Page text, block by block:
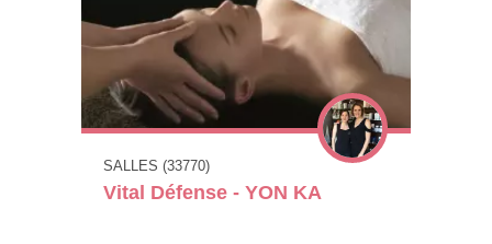
SALLES (33770)
Vital Défense - YON KA